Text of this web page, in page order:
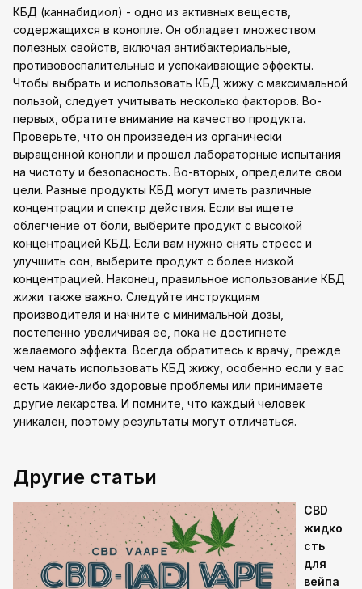
КБД (каннабидиол) - одно из активных веществ,
содержащихся в конопле. Он обладает множеством
полезных свойств, включая антибактериальные,
противовоспалительные и успокаивающие эффекты.
Чтобы выбрать и использовать КБД жижу с максимальной
пользой, следует учитывать несколько факторов. Во-
первых, обратите внимание на качество продукта.
Проверьте, что он произведен из органически
выращенной конопли и прошел лабораторные испытания
на чистоту и безопасность. Во-вторых, определите свои
цели. Разные продукты КБД могут иметь различные
концентрации и спектр действия. Если вы ищете
облегчение от боли, выберите продукт с высокой
концентрацией КБД. Если вам нужно снять стресс и
улучшить сон, выберите продукт с более низкой
концентрацией. Наконец, правильное использование КБД
жижи также важно. Следуйте инструкциям
производителя и начните с минимальной дозы,
постепенно увеличивая ее, пока не достигнете
желаемого эффекта. Всегда обратитесь к врачу, прежде
чем начать использовать КБД жижу, особенно если у вас
есть какие-либо здоровые проблемы или принимаете
другие лекарства. И помните, что каждый человек
уникален, поэтому результаты могут отличаться.
Другие статьи
CBD
жидко
сть
для
вейпа